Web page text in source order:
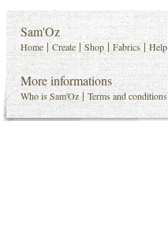
Sam'Oz
Home |Create |Shop |Fabrics |Help
More informations
Who is Sam'Oz |Terms and conditions